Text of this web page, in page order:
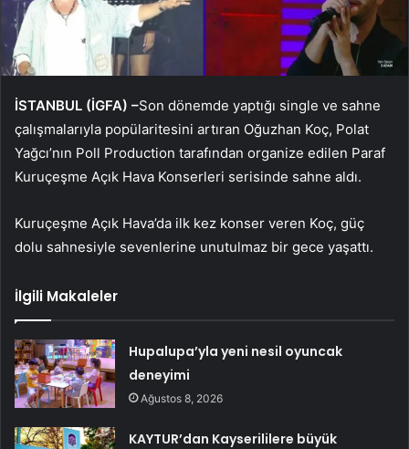
İSTANBUL (İGFA) –Son dönemde yaptığı single ve sahne
çalışmalarıyla popülaritesini artıran Oğuzhan Koç, Polat
Yağcı’nın Poll Production tarafından organize edilen Paraf
Kuruçeşme Açık Hava Konserleri serisinde sahne aldı.
Kuruçeşme Açık Hava’da ilk kez konser veren Koç, güç
dolu sahnesiyle sevenlerine unutulmaz bir gece yaşattı.
İlgili Makaleler
Hupalupa’yla yeni nesil oyuncak
deneyimi
Ağustos 8, 2026
KAYTUR’dan Kayserililere büyük